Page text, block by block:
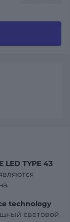
LED TYPE 43
technology
световой